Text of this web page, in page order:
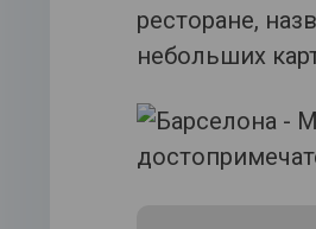
ресторане,
небольших